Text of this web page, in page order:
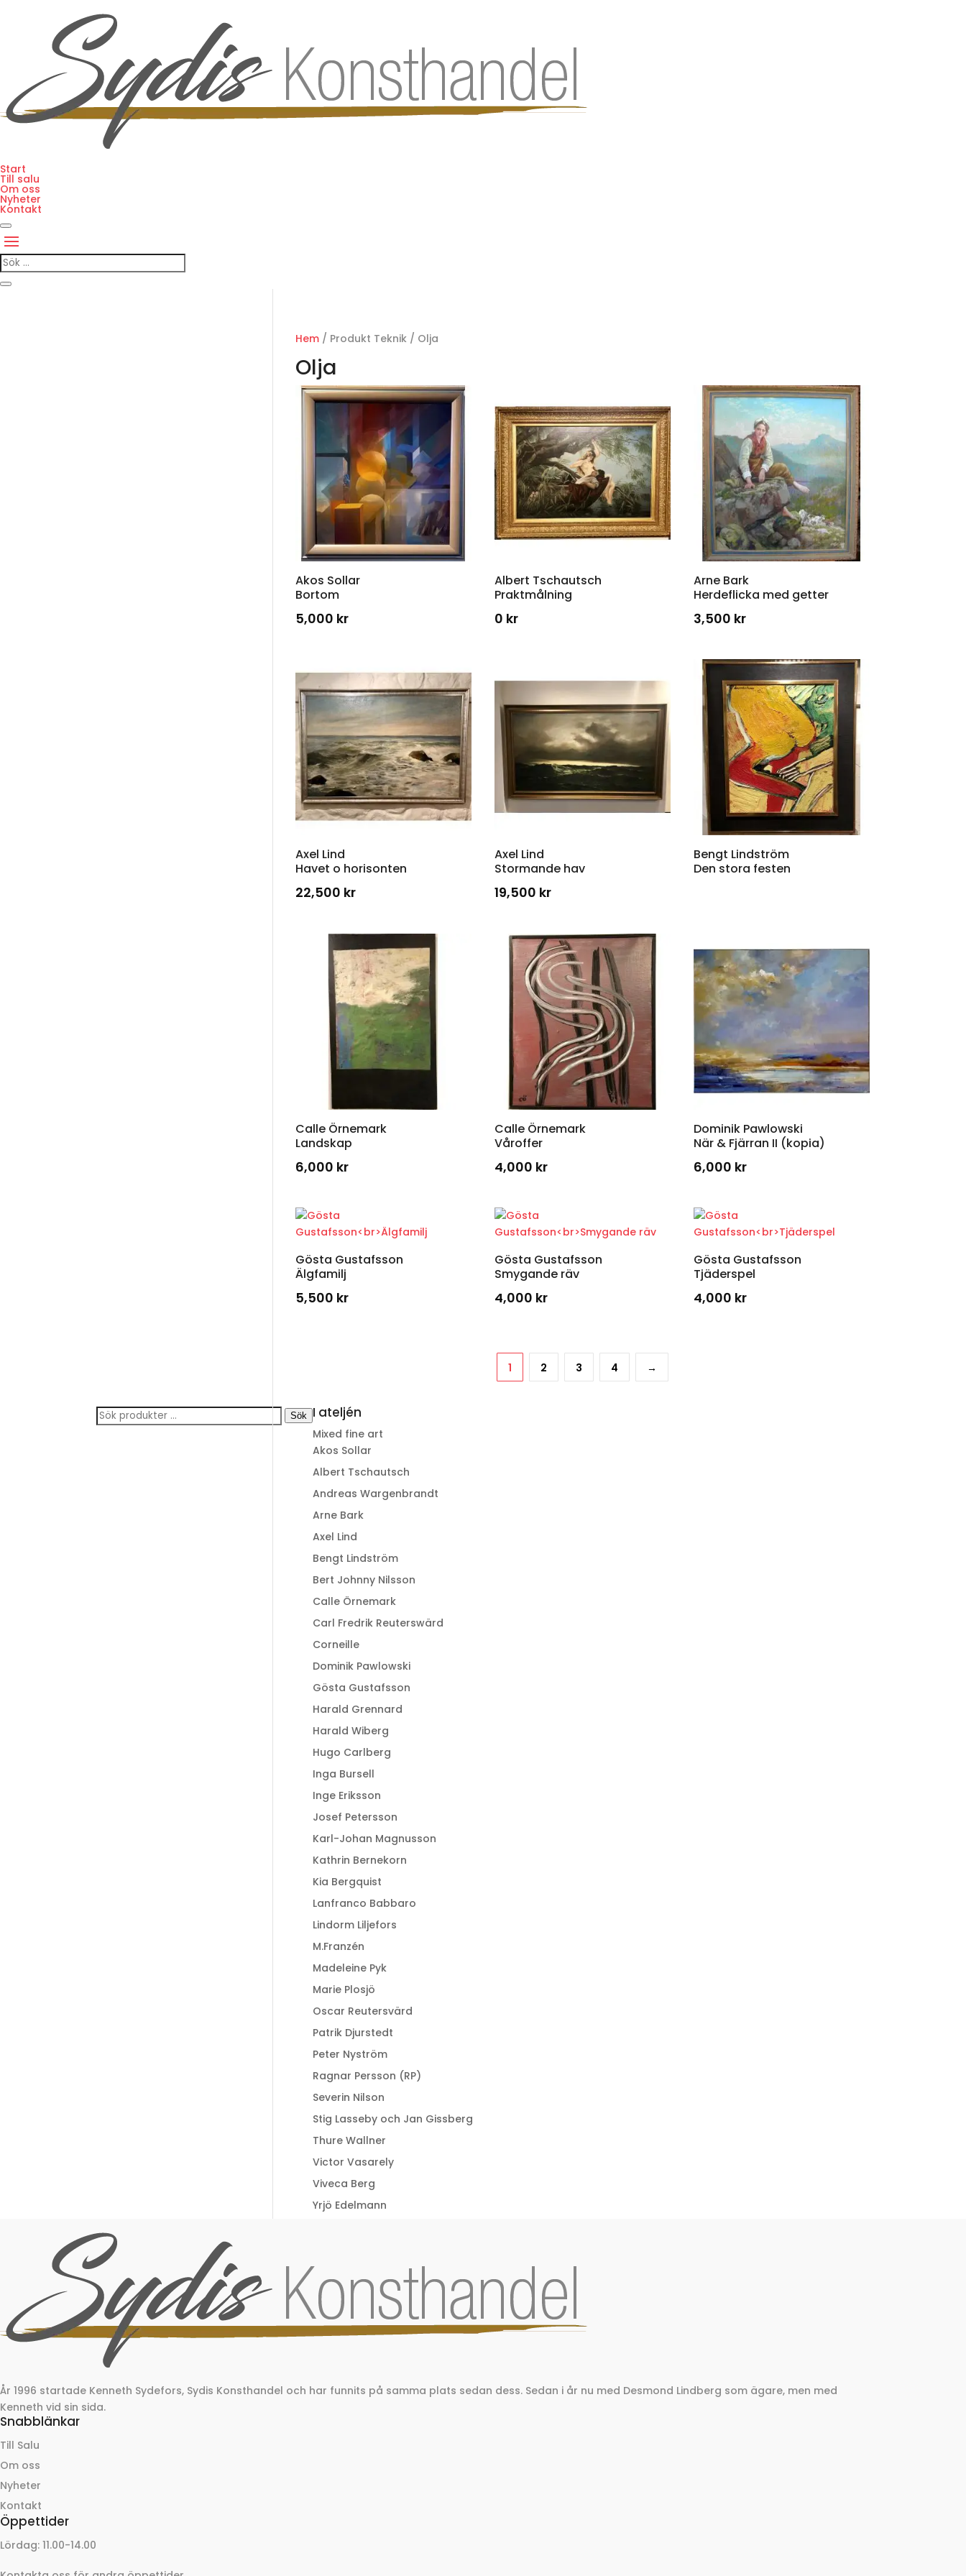
Start
Till salu
Om oss
Nyheter
Kontakt
Hem / Produkt Teknik / Olja
Olja
Akos Sollar
Bortom
5,000 kr
Albert Tschautsch
Praktmålning
0 kr
Arne Bark
Herdeflicka med getter
3,500 kr
Axel Lind
Havet o horisonten
22,500 kr
Axel Lind
Stormande hav
19,500 kr
Bengt Lindström
Den stora festen
Calle Örnemark
Landskap
6,000 kr
Calle Örnemark
Våroffer
4,000 kr
Dominik Pawlowski
När & Fjärran II (kopia)
6,000 kr
Gösta Gustafsson
Älgfamilj
5,500 kr
Gösta Gustafsson
Smygande räv
4,000 kr
Gösta Gustafsson
Tjäderspel
4,000 kr
1 2 3 4 →
Sök
Sök I ateljén
Mixed fine art
Akos Sollar
Albert Tschautsch
Andreas Wargenbrandt
Arne Bark
Axel Lind
Bengt Lindström
Bert Johnny Nilsson
Calle Örnemark
Carl Fredrik Reuterswärd
Corneille
Dominik Pawlowski
Gösta Gustafsson
Harald Grennard
Harald Wiberg
Hugo Carlberg
Inga Bursell
Inge Eriksson
Josef Petersson
Karl-Johan Magnusson
Kathrin Bernekorn
Kia Bergquist
Lanfranco Babbaro
Lindorm Liljefors
M.Franzén
Madeleine Pyk
Marie Plosjö
Oscar Reutersvärd
Patrik Djurstedt
Peter Nyström
Ragnar Persson (RP)
Severin Nilson
Stig Lasseby och Jan Gissberg
Thure Wallner
Victor Vasarely
Viveca Berg
Yrjö Edelmann
År 1996 startade Kenneth Sydefors, Sydis Konsthandel och har funnits på samma plats sedan dess. Sedan i år nu med Desmond Lindberg som ägare, men med
Kenneth vid sin sida.
Snabblänkar
Till Salu
Om oss
Nyheter
Kontakt
Öppettider
Lördag: 11.00-14.00